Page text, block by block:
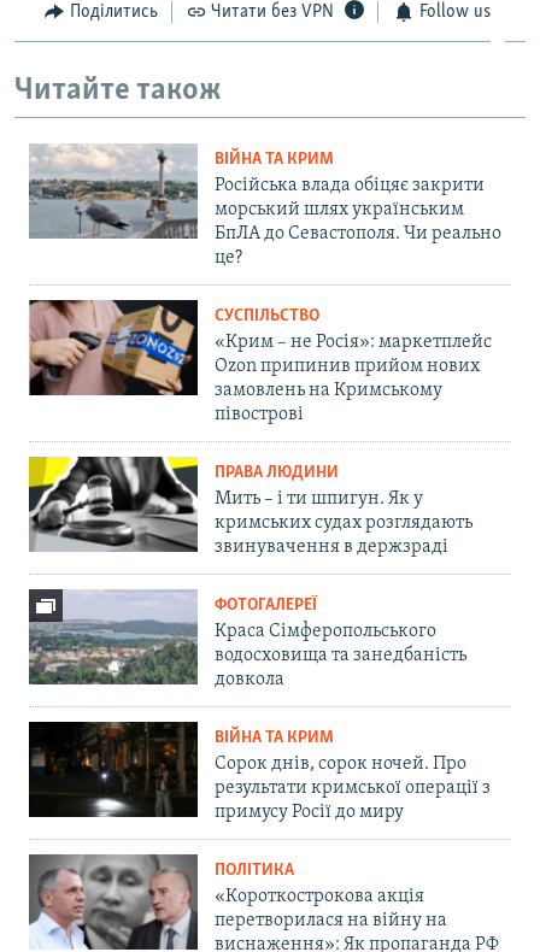
Поділитись Читати без VPN Follow us
Читайте також
ВІЙНА ТА КРИМ
Російська влада обіцяє закрити
морський шлях українським
БпЛА до Севастополя. Чи реально
це?
СУСПІЛЬСТВО
«Крим – не Росія»: маркетплейс
Ozon припинив прийом нових
замовлень на Кримському
півострові
ПРАВА ЛЮДИНИ
Мить – і ти шпигун. Як у
кримських судах розглядають
звинувачення в держзраді
ФОТОГАЛЕРЕЇ
Краса Сімферопольського
водосховища та занедбаність
довкола
ВІЙНА ТА КРИМ
Сорок днів, сорок ночей. Про
результати кримської операції з
примусу Росії до миру
ПОЛІТИКА
«Короткострокова акція
перетворилася на війну на
виснаження»: Як пропаганда РФ